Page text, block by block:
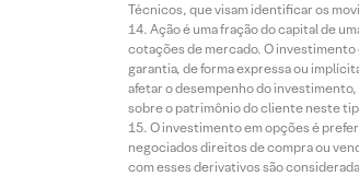
Técnicos, que visam identificar os
Ação é uma fração do capital de
cotações de mercado. O
garantia, de forma expressa ou
afetar o desempenho do
sobre o patrimônio do cliente neste
O investimento em opções é
negociados direitos de compra ou
com esses derivativos são